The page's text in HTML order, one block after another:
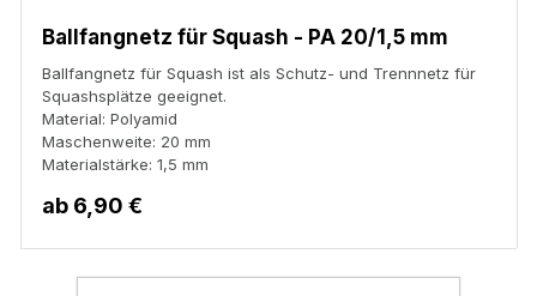
eine Skizze des
Netzes mit
Ballfangnetz für Squash - PA 20/1,5 mm
Ballfangnetz für Squash ist als Schutz- und Trennnetz für
Squashsplätze geeignet.
Material: Polyamid
Maschenweite: 20 mm
Materialstärke: 1,5 mm
ab 6,90 €